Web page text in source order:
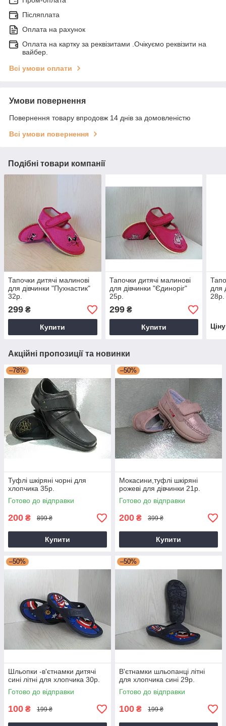
Післяплата
Оплата на рахунок
Оплата на картку за реквізитами .Очікуємо реквізити на
вайбер.
Всі умови оплати
Умови повернення
Повернення товару впродовж 14 днів за домовленістю
Всі умови повернення
Подібні товари компанії
Тапочки дитячі малинові
для дівчинки "Пухнастик"
32р.
299 ₴
Купити
Тапочки дитячі малинові
для дівчинки "Єдиноріг"
25р.
299₴
Купити
для
Акційні пропозиції та новинки
–78%
Туфлі шкіряні чорні для
хлопчика 35р.
Готово до відправки
200 ₴ 899 ₴
Купити
–50%
Мокасини,туфлі шкіряні
рожеві для дівчинки 21р.
Готово до відправки
200 ₴ 399 ₴
Купити
–50%
Шльопки -в'єтнамки дитячі
сині літні для хлопчика 30р.
Готово до відправки
100 ₴ 199 ₴
–50%
В'єтнамки шльопанці літні
для хлопчика сині 29р.
Готово до відправки
100 ₴ 199 ₴